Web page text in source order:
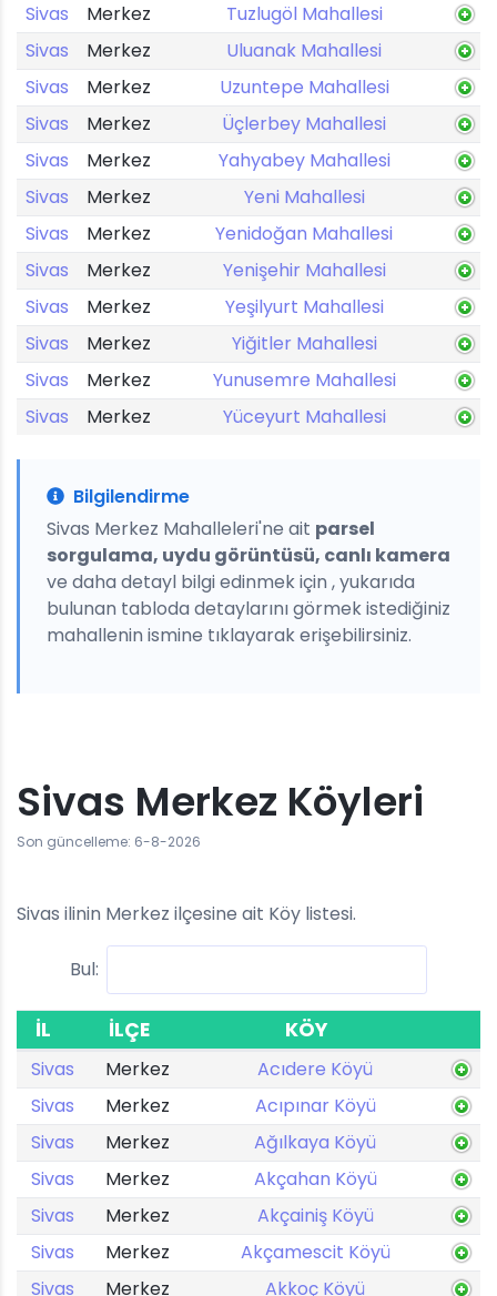
Sivas
Merkez
Tuzlugöl Mahallesi
Sivas
Merkez
Uluanak Mahallesi
Sivas
Merkez
Uzuntepe Mahallesi
Sivas
Merkez
Üçlerbey Mahallesi
Sivas
Merkez
Yahyabey Mahallesi
Sivas
Merkez
Yeni Mahallesi
Sivas
Merkez
Yenidoğan Mahallesi
Sivas
Merkez
Yenişehir Mahallesi
Sivas
Merkez
Yeşilyurt Mahallesi
Sivas
Merkez
Yiğitler Mahallesi
Sivas
Merkez
Yunusemre Mahallesi
Sivas
Merkez Yüceyurt Mahallesi
Bilgilendirme
Sivas Merkez Mahalleleri'ne ait parsel
sorgulama, uydu görüntüsü, canlı kamera
ve daha detayl bilgi edinmek için , yukarıda
bulunan tabloda detaylarını görmek istediğiniz
mahallenin ismine tıklayarak erişebilirsiniz.
Sivas Merkez Köyleri
Son güncelleme: 6-8-2026
Sivas ilinin Merkez ilçesine ait Köy listesi.
Bul:
İL İLÇE KÖY
Sivas Merkez
Acıdere Köyü
Sivas
Merkez
Acıpınar Köyü
Sivas
Merkez
Ağılkaya Köyü
Sivas
Merkez
Akçahan Köyü
Sivas
Merkez
Akçainiş Köyü
Sivas
Merkez
Akçamescit Köyü
Sivas
Merkez Akkoç Köyü